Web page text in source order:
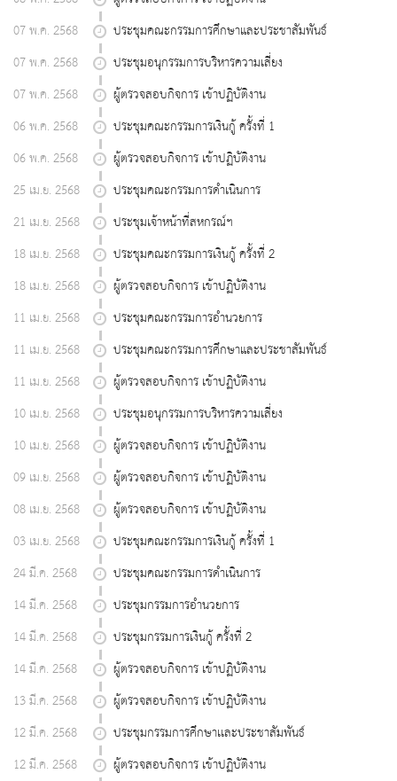
07 พ.ค. 2568
ประชุมคณะกรรมการศึกษาและประชาสัมพันธ์
07 พ.ค. 2568
ประชุมอนุกรรมการบริหารความเสี่ยง
07 พ.ค. 2568
ผู้ตรวจสอบกิจการ เข้าปฏิบัติงาน
06 พ.ค. 2568
ประชุมคณะกรรมการเงินกู้ ครั้งที่ 1
06 พ.ค. 2568
ผู้ตรวจสอบกิจการ เข้าปฏิบัติงาน
25 เม.ย. 2568
ประชุมคณะกรรมการดำเนินการ
21 เม.ย. 2568
ประชุมเจ้าหน้าที่สหกรณ์ฯ
18 เม.ย. 2568
ประชุมคณะกรรมการเงินกู้ ครั้งที่ 2
18 เม.ย. 2568
ผู้ตรวจสอบกิจการ เข้าปฏิบัติงาน
11 เม.ย. 2568
ประชุมคณะกรรมการอำนวยการ
11 เม.ย. 2568
ประชุมคณะกรรมการศึกษาและประชาสัมพันธ์
11 เม.ย. 2568
ผู้ตรวจสอบกิจการ เข้าปฏิบัติงาน
10 เม.ย. 2568
ประชุมอนุกรรมการบริหารความเสี่ยง
10 เม.ย. 2568
ผู้ตรวจสอบกิจการ เข้าปฏิบัติงาน
09 เม.ย. 2568
ผู้ตรวจสอบกิจการ เข้าปฏิบัติงาน
08 เม.ย. 2568
ผู้ตรวจสอบกิจการ เข้าปฏิบัติงาน
03 เม.ย. 2568
ประชุมคณะกรรมการเงินกู้ ครั้งที่ 1
24 มี.ค. 2568
ประชุมคณะกรรมการดำเนินการ
14 มี.ค. 2568
ประชุมกรรมการอำนวยการ
14 มี.ค. 2568
ประชุมกรรมการเงินกู้ ครั้งที่ 2
14 มี.ค. 2568
ผู้ตรวจสอบกิจการ เข้าปฏิบัติงาน
13 มี.ค. 2568
ผู้ตรวจสอบกิจการ เข้าปฏิบัติงาน
12 มี.ค. 2568
ประชุมกรรมการศึกษาเเละประชาสัมพันธ์
12 มี.ค. 2568
ผู้ตรวจสอบกิจการ เข้าปฏิบัติงาน